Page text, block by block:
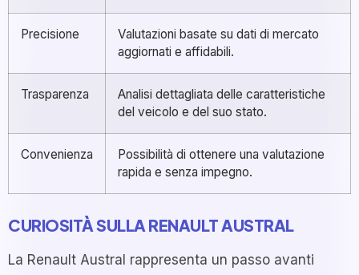
Precisione
Valutazioni basate su dati di mercato
aggiornati e affidabili.
Trasparenza
Analisi dettagliata delle caratteristiche
del veicolo e del suo stato.
Convenienza
Possibilità di ottenere una valutazione
rapida e senza impegno.
CURIOSITÀ SULLA RENAULT AUSTRAL
La Renault Austral rappresenta un passo avanti